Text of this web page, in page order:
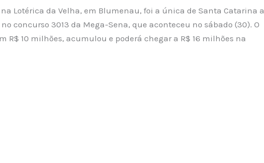
Lotérica da Velha, em Blumenau, foi a única de Santa Catarina a
concurso 3013 da Mega-Sena, que aconteceu no sábado (30). O
R$ 10 milhões, acumulou e poderá chegar a R$ 16 milhões na